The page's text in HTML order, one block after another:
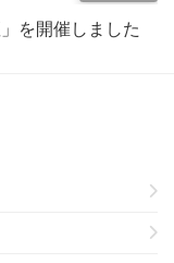
を開催しました